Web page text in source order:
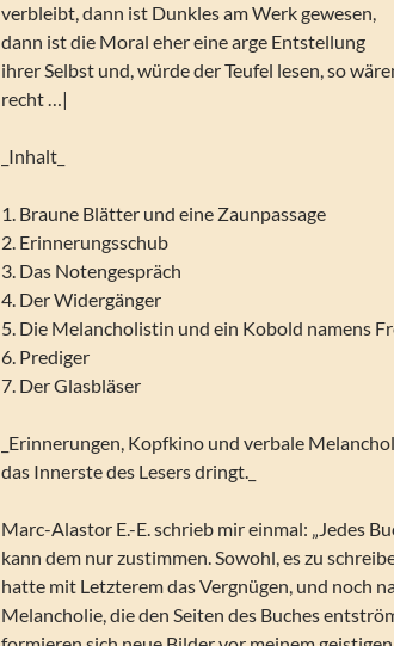
verbleibt, dann ist Dunkles am Werk gewesen,
dann ist die Moral eher eine arge Entstellung
ihrer Selbst und, würde der Teufel lesen, so
recht …|
_Inhalt_
1. Braune Blätter und eine Zaunpassage
2. Erinnerungsschub
3. Das Notengespräch
4. Der Widergänger
5. Die Melancholistin und ein Kobold namens
6. Prediger
7. Der Glasbläser
_Erinnerungen, Kopfkino und verbale
das Innerste des Lesers dringt._
Marc-Alastor E.-E. schrieb mir einmal: „Jedes
kann dem nur zustimmen. Sowohl, es zu
hatte mit Letzterem das Vergnügen, und noch
Melancholie, die den Seiten des Buches